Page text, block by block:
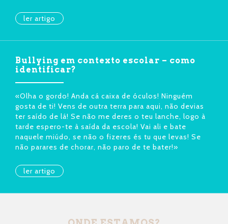
ler artigo
Bullying em contexto escolar – como
identificar?
«Olha o gordo! Anda cá caixa de óculos! Ninguém
gosta de ti! Vens de outra terra para aqui, não devias
ter saído de lá! Se não me deres o teu lanche, logo à
tarde espero-te à saída da escola! Vai ali e bate
naquele miúdo, se não o fizeres és tu que levas! Se
não parares de chorar, não paro de te bater!»
ler artigo